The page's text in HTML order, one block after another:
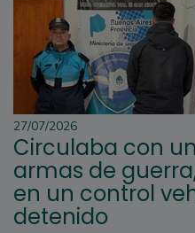
27/07/2026
Circulaba con
armas de
en un control
detenido